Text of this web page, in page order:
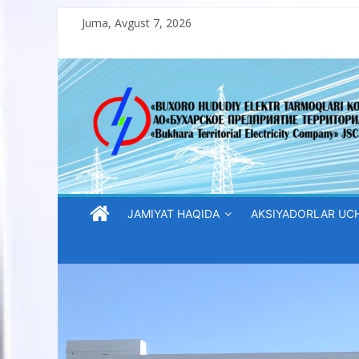
content
Juma, Avgust 7, 2026
“Buxoro
hududiy
elektr
tarmoqlari
korxonasi”
“Buxoro
JAMIYAT HAQIDA AKSIYADORLAR